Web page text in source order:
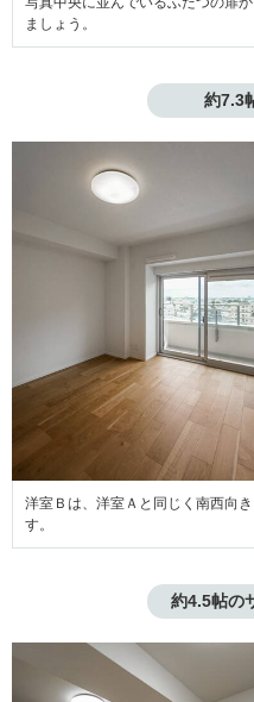
ましょう。
約7.3
洋室Ｂは、洋室Ａと同じく南西向
す。
約4.5帖の